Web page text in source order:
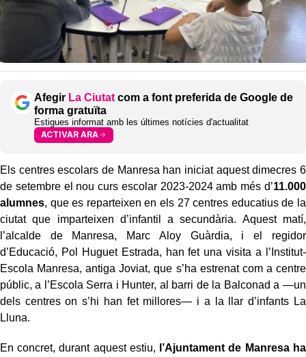
Afegir La Ciutat com a font preferida de Google de
forma gratuïta
Estigues informat amb les últimes notícies d'actualitat
ACTIVAR ARA
Els centres escolars de Manresa han iniciat aquest dimecres 6
de setembre el nou curs escolar 2023-2024 amb més d’11.000
alumnes, que es reparteixen en els 27 centres educatius de la
ciutat que imparteixen d’infantil a secundària. Aquest matí,
l’alcalde de Manresa, Marc Aloy Guàrdia, i el regidor
d’Educació, Pol Huguet Estrada, han fet una visita a l’Institut-
Escola Manresa, antiga Joviat, que s’ha estrenat com a centre
públic, a l’Escola Serra i Hunter, al barri de la Balconad a —un
dels centres on s’hi han fet millores— i a la llar d’infants La
Lluna.
En concret, durant aquest estiu, l’Ajuntament de Manresa ha